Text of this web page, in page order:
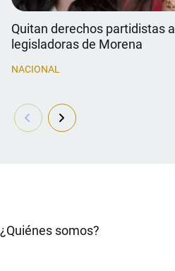
Quitan derechos partidistas a
legisladoras de Morena
NACIONAL
¿Quiénes somos?